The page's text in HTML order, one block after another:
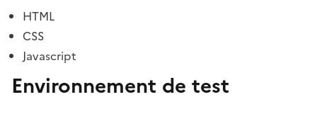
HTML
CSS
Javascript
Environnement de test